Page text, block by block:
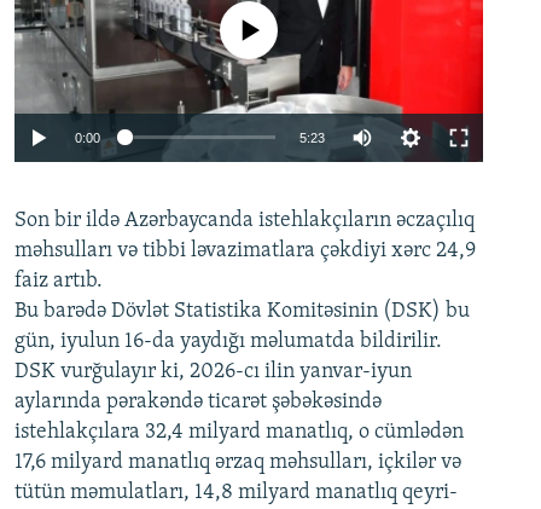
Auto 240p 360p 480p
720p 1080p
No media source currently available
0:00 5:23
360p
480p
720p
1080p
Son bir ildə Azərbaycanda istehlakçıların əczaçılıq
məhsulları və tibbi ləvazimatlara çəkdiyi xərc 24,9
faiz artıb.
Bu barədə Dövlət Statistika Komitəsinin (DSK) bu
gün, iyulun 16-da yaydığı məlumatda bildirilir.
DSK vurğulayır ki, 2026-cı ilin yanvar-iyun
aylarında pərakəndə ticarət şəbəkəsində
istehlakçılara 32,4 milyard manatlıq, o cümlədən
17,6 milyard manatlıq ərzaq məhsulları, içkilər və
tütün məmulatları, 14,8 milyard manatlıq qeyri-